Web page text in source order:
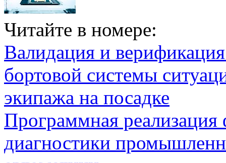
Читайте в номере:
Валидация и
бортовой системы
экипажа на посадке
Программная
диагностики